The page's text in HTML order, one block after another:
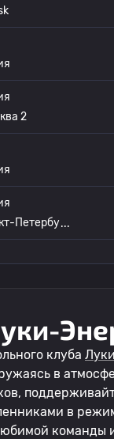
2
Петербу
клуба
в
в
команды